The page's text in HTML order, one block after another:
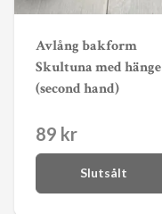
Avlång bakform
Skultuna med hänge
(second hand)
89 kr
Slutsålt